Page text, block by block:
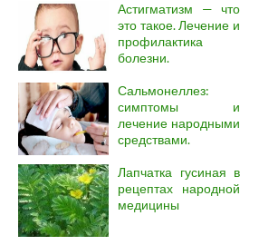
Астигматизм — что
это такое. Лечение и
профилактика
болезни.
Сальмонеллез:
симптомы и
лечение народными
средствами.
Лапчатка гусиная в
рецептах народной
медицины